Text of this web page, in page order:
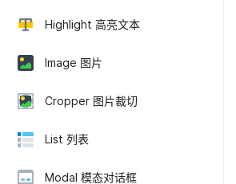
Highlight 高亮文本
Image 图片
Cropper 图片裁切
List 列表
Modal 模态对话框